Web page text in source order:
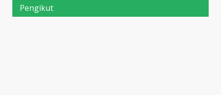
Pengikut